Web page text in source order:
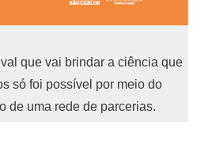
que vai brindar a ciência que
só foi possível por meio do
de uma rede de parcerias.